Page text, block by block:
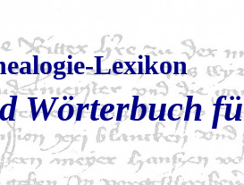
Lexikon
Wörterbuch